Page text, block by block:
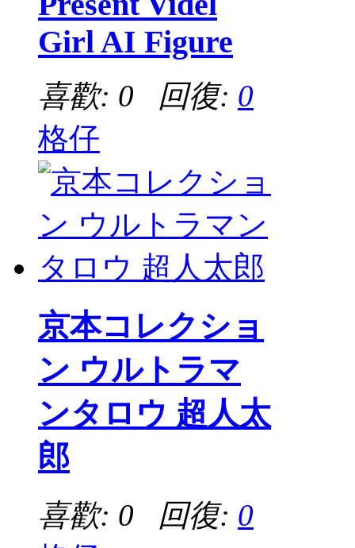
Girl AI Figure
喜歡: 0 回復: 0
格仔
京本コレクショ
ン ウルトラマ
ンタロウ 超人太
郎
喜歡: 0 回復: 0